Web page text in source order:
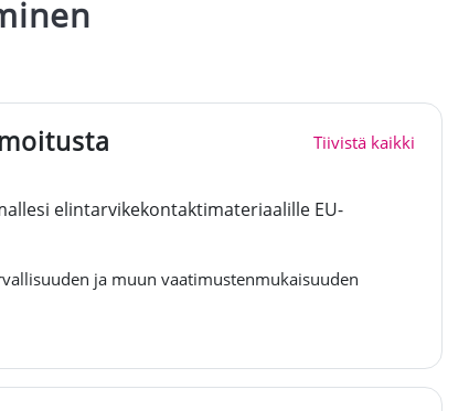
Tiivistä kaikki
elintarvikekontaktimateriaalille EU-
ja muun vaatimustenmukaisuuden